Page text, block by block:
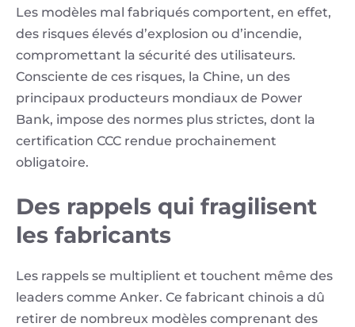
Les modèles mal fabriqués comportent, en effet,
des risques élevés d’explosion ou d’incendie,
compromettant la sécurité des utilisateurs.
Consciente de ces risques, la Chine, un des
principaux producteurs mondiaux de Power
Bank, impose des normes plus strictes, dont la
certification CCC rendue prochainement
obligatoire.
Des rappels qui fragilisent
les fabricants
Les rappels se multiplient et touchent même des
leaders comme Anker. Ce fabricant chinois a dû
retirer de nombreux modèles comprenant des